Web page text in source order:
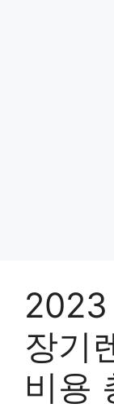
2023
장기
비용